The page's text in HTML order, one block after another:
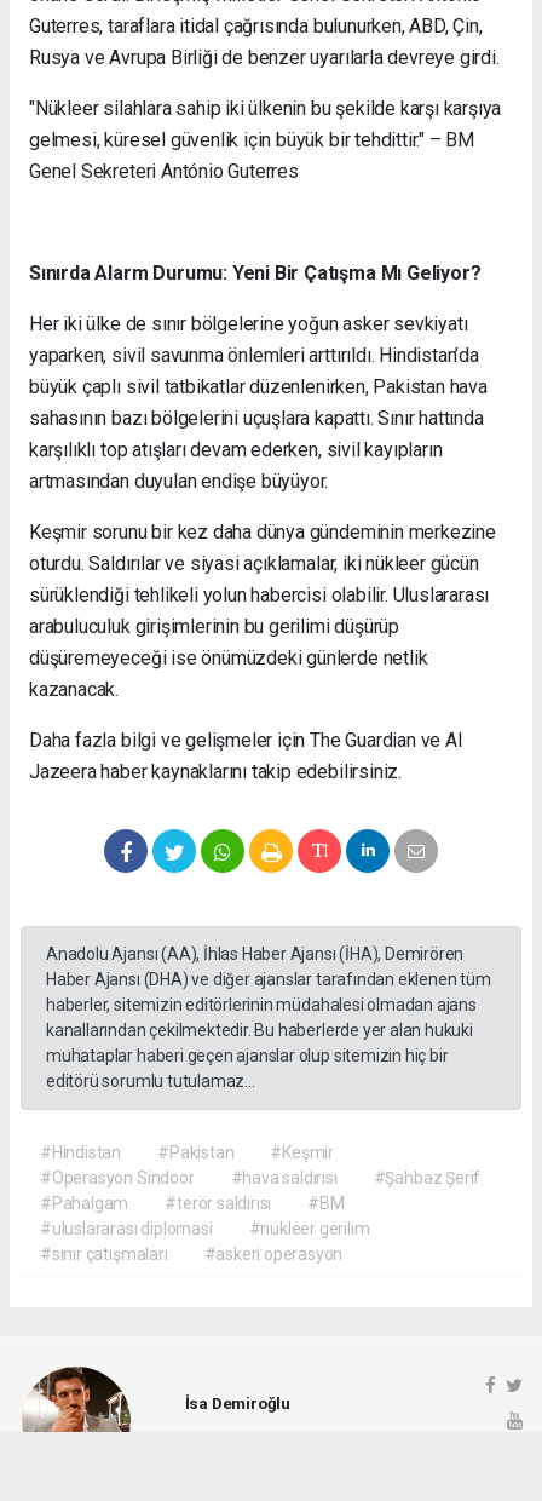
Guterres, taraflara itidal çağrısında bulunurken, ABD, Çin,
Rusya ve Avrupa Birliği de benzer uyarılarla devreye girdi.
"Nükleer silahlara sahip iki ülkenin bu şekilde karşı karşıya
gelmesi, küresel güvenlik için büyük bir tehdittir." – BM
Genel Sekreteri António Guterres
Sınırda Alarm Durumu: Yeni Bir Çatışma Mı Geliyor?
Her iki ülke de sınır bölgelerine yoğun asker sevkiyatı
yaparken, sivil savunma önlemleri arttırıldı. Hindistan’da
büyük çaplı sivil tatbikatlar düzenlenirken, Pakistan hava
sahasının bazı bölgelerini uçuşlara kapattı. Sınır hattında
karşılıklı top atışları devam ederken, sivil kayıpların
artmasından duyulan endişe büyüyor.
Keşmir sorunu bir kez daha dünya gündeminin merkezine
oturdu. Saldırılar ve siyasi açıklamalar, iki nükleer gücün
sürüklendiği tehlikeli yolun habercisi olabilir. Uluslararası
arabuluculuk girişimlerinin bu gerilimi düşürüp
düşüremeyeceği ise önümüzdeki günlerde netlik
kazanacak.
Daha fazla bilgi ve gelişmeler için The Guardian ve Al
Jazeera haber kaynaklarını takip edebilirsiniz.
Anadolu Ajansı (AA), İhlas Haber Ajansı (İHA), Demirören
Haber Ajansı (DHA) ve diğer ajanslar tarafından eklenen tüm
haberler, sitemizin editörlerinin müdahalesi olmadan ajans
kanallarından çekilmektedir. Bu haberlerde yer alan hukuki
muhataplar haberi geçen ajanslar olup sitemizin hiç bir
editörü sorumlu tutulamaz...
#Hindistan #Pakistan
#Keşmir
#Operasyon Sindoor
#hava saldırısı
#Şahbaz Şerif
#Pahalgam
#terör saldırısı
#BM
#uluslararası diplomasi
#nükleer gerilim
#sınır çatışmaları
#askeri operasyon
İsa Demiroğlu